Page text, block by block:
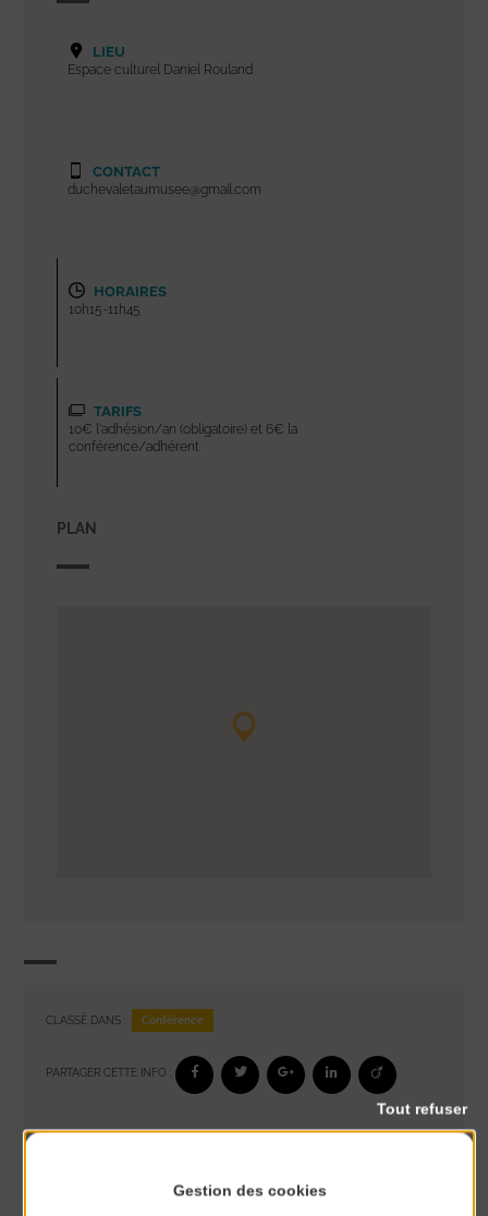
LIEU
Espace culturel Daniel Rouland
CONTACT
duchevaletaumusee@gmail.com
HORAIRES
10h15-11h45
TARIFS
10€ l'adhésion/an (obligatoire) et 6€ la
conférence/adhérent
PLAN
CLASSÉ DANS : Conférence
PARTAGER CETTE INFO :
Gestion des cookies
Tout refuser